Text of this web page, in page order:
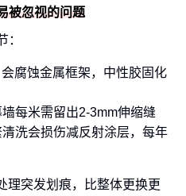
被忽视的问题
：
会腐蚀金属框架，中性胶固化
每米需留出2-3mm伸缩缝
洗会损伤减反射涂层，每年
理突发划痕，比整体更换更